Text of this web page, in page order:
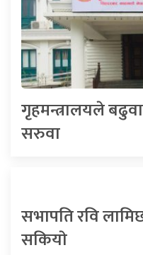
गृहमन्त्रालयले
सरुवा
सभापति रवि
सकियाे